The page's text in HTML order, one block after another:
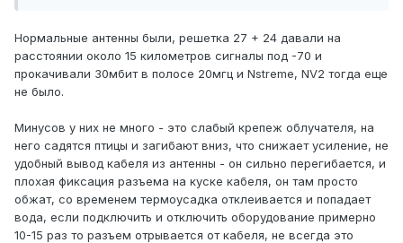
Нормальные антенны были, решетка 27 + 24 давали на
расстоянии около 15 километров сигналы под -70 и
прокачивали 30мбит в полосе 20мгц и Nstreme, NV2 тогда еще
не было.
Минусов у них не много - это слабый крепеж облучателя, на
него садятся птицы и загибают вниз, что снижает усиление, не
удобный вывод кабеля из антенны - он сильно перегибается, и
плохая фиксация разъема на куске кабеля, он там просто
обжат, со временем термоусадка отклеивается и попадает
вода, если подключить и отключить оборудование примерно
10-15 раз то разъем отрывается от кабеля, не всегда это